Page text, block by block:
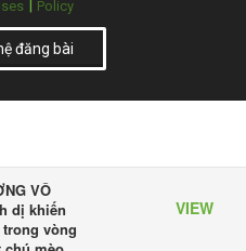
VÔ
dị khiến
vòng
VIEW
| Policy
đăng bài